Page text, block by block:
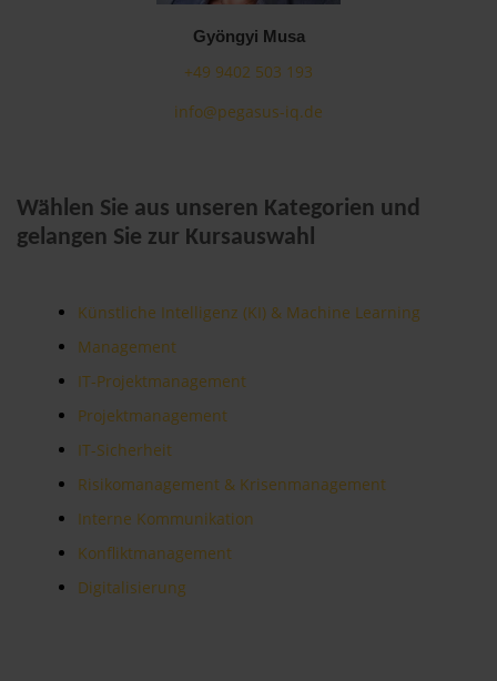
Gyöngyi Musa
+49 9402 503 193
info@pegasus-iq.de
Wählen Sie aus unseren Kategorien und
gelangen Sie zur Kursauswahl
Künstliche Intelligenz (KI) & Machine Learning
Management
IT-Projektmanagement
Projektmanagement
IT-Sicherheit
Risikomanagement & Krisenmanagement
Interne Kommunikation
Konfliktmanagement
Digitalisierung